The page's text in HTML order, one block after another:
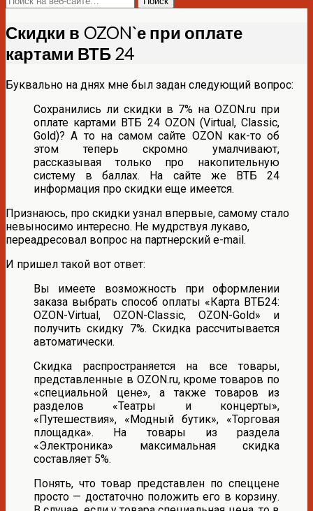
Скидки в OZON`е при оплате
картами ВТБ 24
Буквально на днях мне был задан следующий вопрос:
Сохранились ли скидки в 7% на OZON.ru при
оплате картами ВТБ 24 OZON (Virtual, Classic,
Gold)? А то на самом сайте OZON как-то об
этом теперь скромно умалчивают,
рассказывая только про накопительную
систему в баллах. На сайте же ВТБ 24
информация про скидки еще имеется.
Признаюсь, про скидки узнал впервые, самому стало
невыносимо интересно. Не мудрствуя лукаво,
переадресовал вопрос на партнерский e-mail.
И пришел такой вот ответ:
Вы имеете возможность при оформлении
заказа выбрать способ оплаты «Карта ВТБ24:
OZON-Virtual, OZON-Classic, OZON-Gold» и
получить скидку 7%. Скидка рассчитывается
автоматически.
Скидка распространяется на все товары,
представленные в OZON.ru, кроме товаров по
«специальной цене», а также товаров из
разделов «Театры и концерты»,
«Путешествия», «Модный бутик», «Торговая
площадка». На товары из раздела
«Электроника» максимальная скидка
составляет 5%.
Понять, что товар представлен по спеццене
просто — достаточно положить его в корзину.